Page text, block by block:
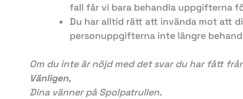
fall får vi bara behandla uppgifterna
Du har alltid rätt att invända mot att
personuppgifterna inte längre
Om du inte är nöjd med det svar du har fått
Vänligen,
Dina vänner på Spolpatrullen.